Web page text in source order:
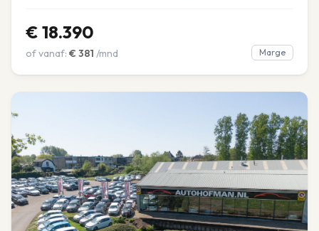
€ 18.390
of vanaf: € 381 /mnd Marge